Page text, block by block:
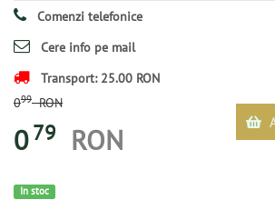
Comenzi telefonice
Cere info pe mail
Transport: 25.00 RON
099RON
0 79 RON
In stoc